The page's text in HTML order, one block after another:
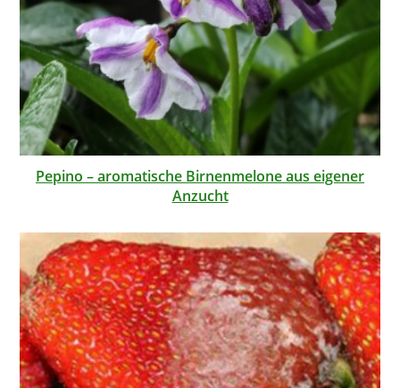
Pepino – aromatische Birnenmelone aus eigener
Anzucht